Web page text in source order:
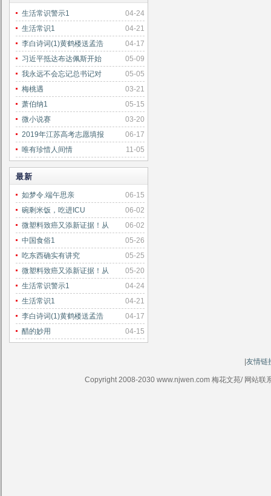
04-24
生活常识警示1
04-21
生活常识1
04-17
李白诗词(1)黄鹤楼送孟浩
05-09
习近平抵达布达佩斯开始
05-05
我永远不会忘记总书记对
03-21
梅桃遇
05-15
萧伯纳1
03-20
微小说赛
06-17
2019年江苏高考志愿填报
11-05
唯有珍惜人间情
最新
06-15
如梦令.端午思亲
06-02
碗剩米饭，吃进ICU
06-02
微塑料致癌又添新证据！从
05-26
中国食俗1
05-25
吃东西确实有讲究
05-20
微塑料致癌又添新证据！从
04-24
生活常识警示1
04-21
生活常识1
04-17
李白诗词(1)黄鹤楼送孟浩
04-15
醋的妙用
|友情链
Copyright 2008-2030 www.njwen.com 梅花文苑/ 网站